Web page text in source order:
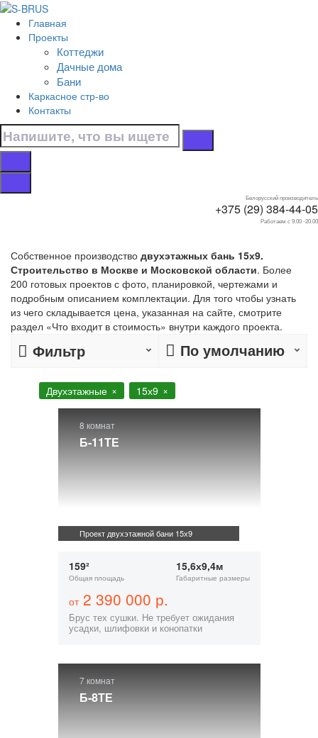
Перейти к контенту
Главная
Проекты
Коттеджи
Дачные дома
Бани
Каркасное стр-во
Контакты
Белорусский производитель
+375 (29) 384-44-05
Работаем с 9.00 -20.00
Главная
Двухэтажные
15х9
Бани 15х9
двухэтажные
Собственное производство двухэтажных бань 15х9.
Строительство в Москве и Московской области. Более
200 готовых проектов с фото, планировкой, чертежами и
подробным описанием комплектации. Для того чтобы узнать
из чего складывается цена, указанная на сайте, смотрите
раздел «Что входит в стоимость» внутри каждого проекта.
Фильтр По умолчанию
Двухэтажные 15х9
8 комнат
Б-11ТЕ
Проект двухэтажной бани 15х9
159²
Общая площадь
15,6х9,4м
Габаритные размеры
от2 390 000 р.
Брус тех сушки. Не требует ожидания
усадки, шлифовки и конопатки
7 комнат
Б-8ТЕ